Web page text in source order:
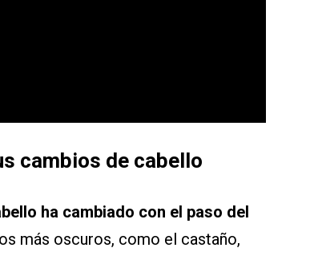
cambios de cabello
ha cambiado con el paso del
más oscuros, como el castaño,